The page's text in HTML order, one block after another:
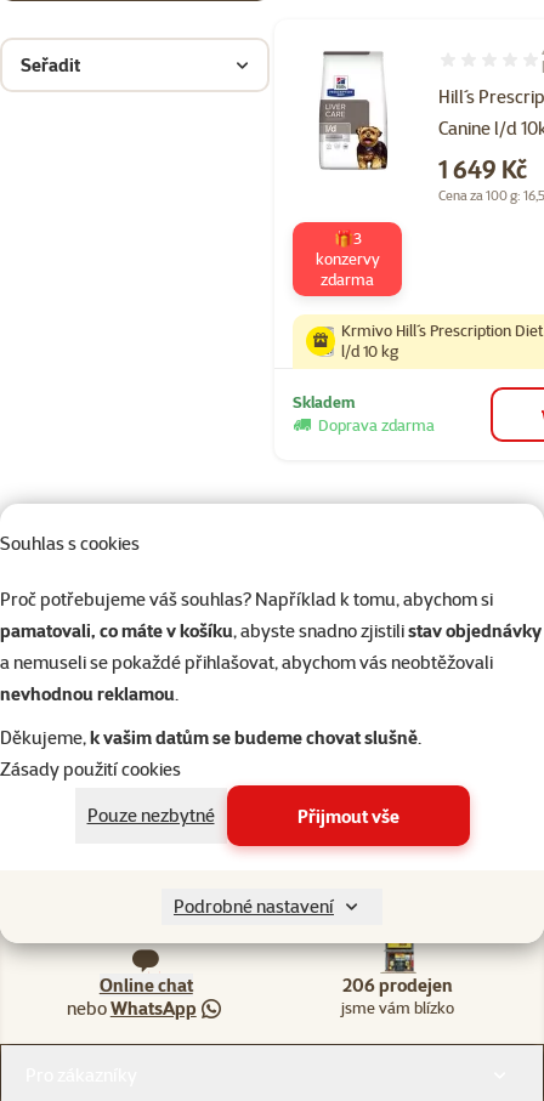
Souhlas s cookies
Proč potřebujeme váš souhlas? Například k tomu, abychom si
pamatovali, co máte v košíku, abyste snadno zjistilistav objednávky
a nemuseli se pokaždé přihlašovat, abychom vás neobtěžovali
nevhodnou reklamou.
Děkujeme,k vašim datům se budeme chovat slušně.
Zásady použití cookies
Pouze nezbytné
Přijmout vše
Podrobné nastavení
Seřadit
Hill´s
Canine l/d
Hodnocení
Cena
1 649 Kč
Cena za 100 g:
🎁3
konzervy
zdarma
Krmivo Hill´s Prescription
l/d 10 kg
Skladem
Doprava zdarma
Akce a slevy pro další zvířata
Ptáci Teraristika Akvaristika Kočky
eshop@superzoo.cz Po–Pá 7:00 – 18:00
Online chat
neboWhatsApp
206 prodejen
jsme vám blízko